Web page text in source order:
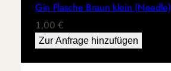
Gin Flasche Braun klein (Needle)
1,00 €
Zur Anfrage hinzufügen